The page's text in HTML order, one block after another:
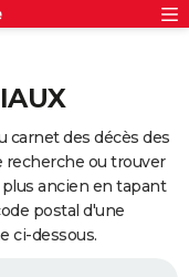
carnet des décès des
recherche ou trouver
ancien en tapant
postal d'une
ci-dessous.